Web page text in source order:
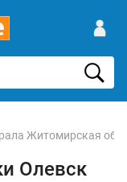
Житомирская
Олевск